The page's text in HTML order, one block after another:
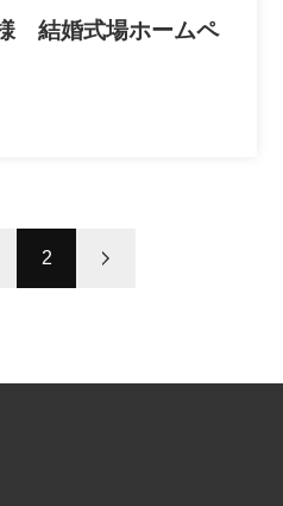
結婚式場ホームペ
2